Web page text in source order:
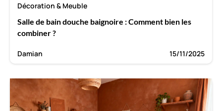
Décoration & Meuble
Salle de bain douche baignoire : Comment bien les
combiner ?
Damian 15/11/2025